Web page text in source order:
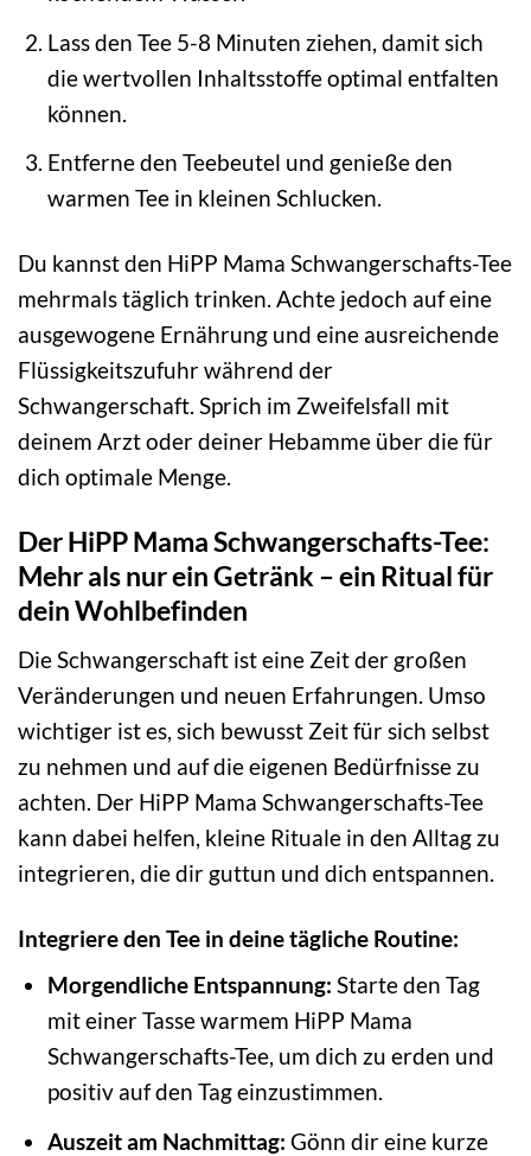
Lass den Tee 5-8 Minuten ziehen, damit sich
die wertvollen Inhaltsstoffe optimal entfalten
können.
Entferne den Teebeutel und genieße den
warmen Tee in kleinen Schlucken.
Du kannst den HiPP Mama Schwangerschafts-Tee
mehrmals täglich trinken. Achte jedoch auf eine
ausgewogene Ernährung und eine ausreichende
Flüssigkeitszufuhr während der
Schwangerschaft. Sprich im Zweifelsfall mit
deinem Arzt oder deiner Hebamme über die für
dich optimale Menge.
Der HiPP Mama Schwangerschafts-Tee:
Mehr als nur ein Getränk – ein Ritual für
dein Wohlbefinden
Die Schwangerschaft ist eine Zeit der großen
Veränderungen und neuen Erfahrungen. Umso
wichtiger ist es, sich bewusst Zeit für sich selbst
zu nehmen und auf die eigenen Bedürfnisse zu
achten. Der HiPP Mama Schwangerschafts-Tee
kann dabei helfen, kleine Rituale in den Alltag zu
integrieren, die dir guttun und dich entspannen.
Integriere den Tee in deine tägliche Routine:
Morgendliche Entspannung: Starte den Tag
mit einer Tasse warmem HiPP Mama
Schwangerschafts-Tee, um dich zu erden und
positiv auf den Tag einzustimmen.
Auszeit am Nachmittag: Gönn dir eine kurze